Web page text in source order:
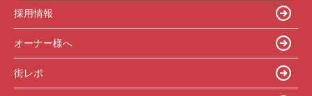
採用情報
オーナー様へ
街レポ